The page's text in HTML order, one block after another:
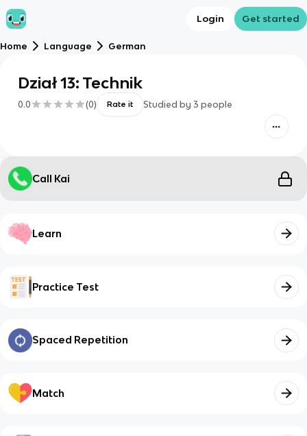
Login Get started
Home Language German
Dział 13: Technik
0.0 (0) Rate it Studied by 3 people
Call Kai
Learn
Practice Test
Spaced Repetition
Match